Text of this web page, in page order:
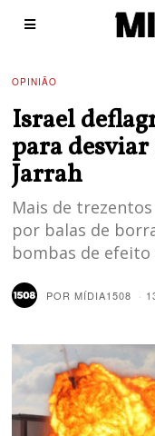
OPINIÃO
Israel
para
Jarrah
Mais de
por balas de
bombas de
PORMÍDIA1508